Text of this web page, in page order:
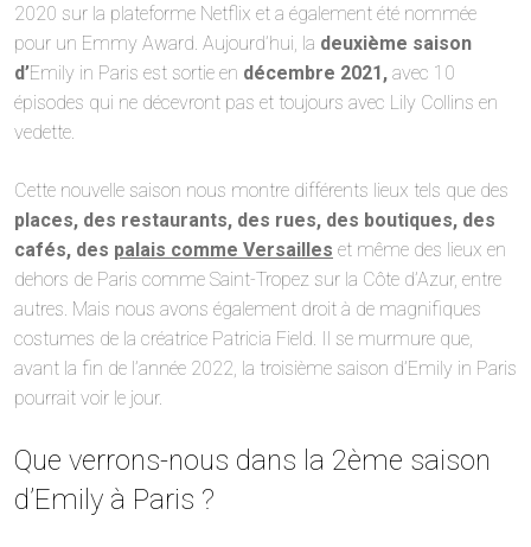
2020 sur la plateforme Netflix et a également été nommée
pour un Emmy Award. Aujourd’hui, la deuxième saison
d’Emily in Paris est sortie en décembre 2021, avec 10
épisodes qui ne décevront pas et toujours avec Lily Collins en
vedette.
Cette nouvelle saison nous montre différents lieux tels que des
places, des restaurants, des rues, des boutiques, des
cafés, des palais comme Versailles et même des lieux en
dehors de Paris comme Saint-Tropez sur la Côte d’Azur, entre
autres. Mais nous avons également droit à de magnifiques
costumes de la créatrice Patricia Field. Il se murmure que,
avant la fin de l’année 2022, la troisième saison d’Emily in Paris
pourrait voir le jour.
Que verrons-nous dans la 2ème saison
d’Emily à Paris ?